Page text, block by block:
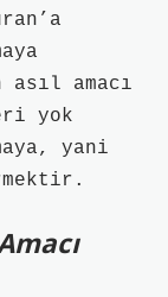
amacı
yok
yani